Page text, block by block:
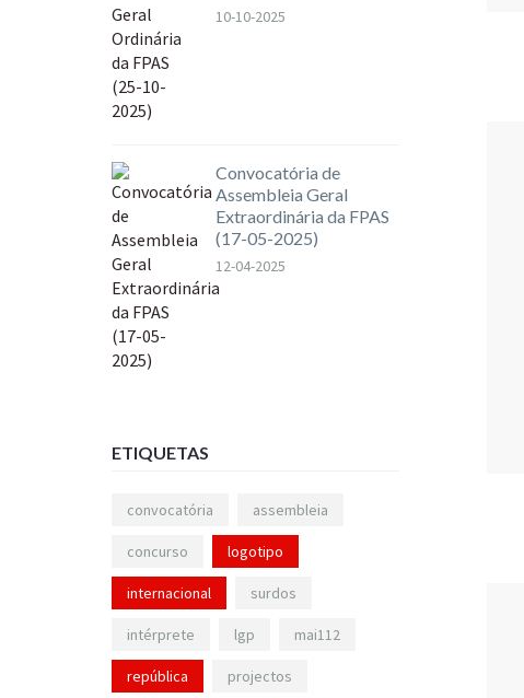
10-10-2025
Convocatória de
Assembleia Geral
Extraordinária da FPAS
(17-05-2025)
12-04-2025
ETIQUETAS
convocatória assembleia
concurso logotipo
internacional surdos
intérprete lgp mai112
república projectos